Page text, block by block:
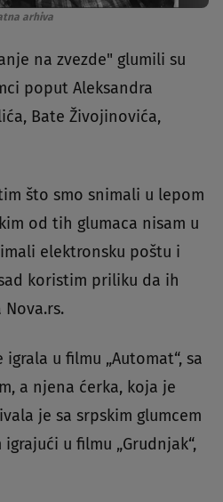
arhiva
na zvezde" glumili su
poput Aleksandra
Bate Živojinovića,
što smo snimali u lepom
od tih glumaca nisam u
elektronsku poštu i
koristim priliku da ih
Nova.rs.
u filmu „Automat“, sa
a njena ćerka, koja je
je sa srpskim glumcem
u filmu „Grudnjak“,